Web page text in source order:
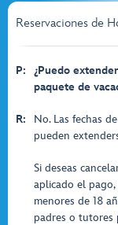
Reservaciones de
P:
¿Puedo
paquete de
R:
No. Las fechas
pueden
Si deseas
aplicado el pago,
menores de 18
padres o tutores